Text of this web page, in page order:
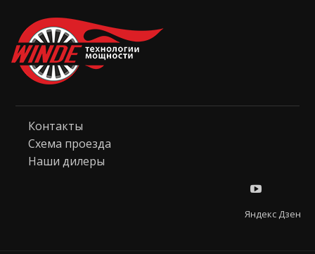
Контакты
Схема проезда
Наши дилеры
Яндекс Дзен